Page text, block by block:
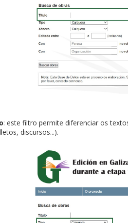
: este filtro permite diferenciar os
discursos...).